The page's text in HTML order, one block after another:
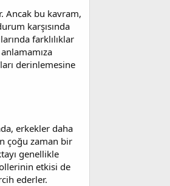
Ancak bu kavram,
karşısında
farklılıklar
derinlemesine
erkekler daha
çoğu zaman bir
genellikle
etkisi de
ederler.